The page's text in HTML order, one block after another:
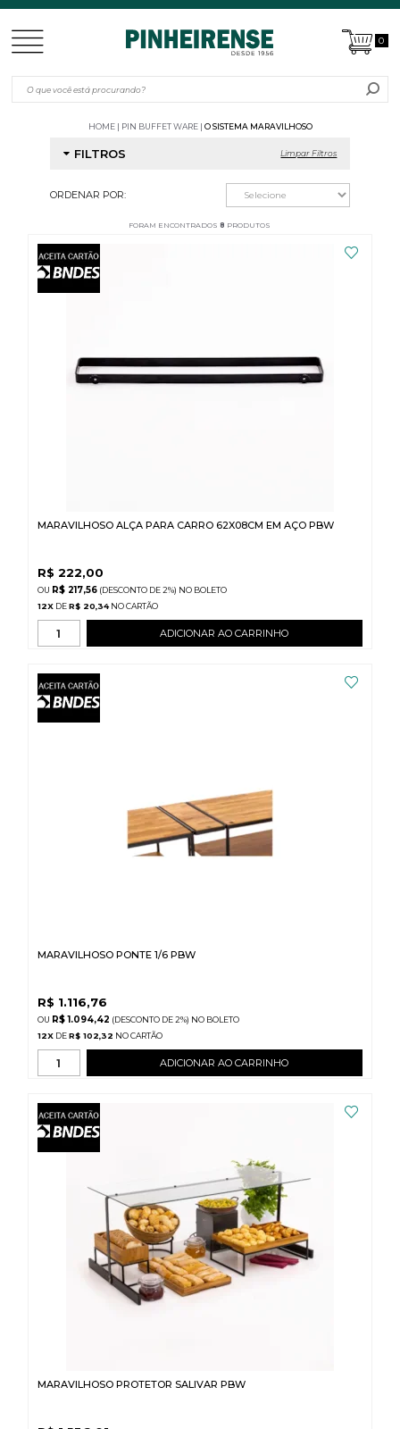
0
HOME PIN BUFFET WARE O SISTEMA MARAVILHOSO
FILTROS Limpar Filtros
ORDENAR POR:
FORAM ENCONTRADOS8 PRODUTOS
MARAVILHOSO ALÇA PARA CARRO 62X08CM EM AÇO PBW
R$ 222,00
R$ 217,56 (DESCONTO DE 2%) NO BOLETO
12X DE R$ 20,34
ADICIONAR AO CARRINHO
MARAVILHOSO PONTE 1/6 PBW
R$ 1.116,76
R$ 1.094,42 (DESCONTO DE 2%) NO BOLETO
12X DE R$ 102,32
ADICIONAR AO CARRINHO
MARAVILHOSO PROTETOR SALIVAR PBW